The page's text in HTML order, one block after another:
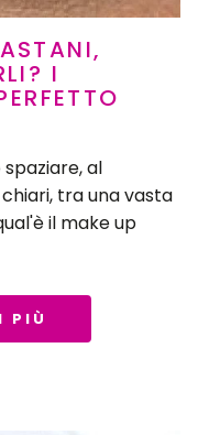
I
al
tra una vasta
il make up
PIÙ